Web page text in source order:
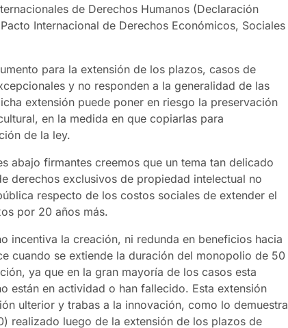
de Derechos Humanos (Declaración
Internacional de Derechos Económicos, Sociales
para la extensión de los plazos, casos de
y no responden a la generalidad de las
extensión puede poner en riesgo la preservación
en la medida en que copiarlas para
de la ley.
abajo firmantes creemos que un tema tan delicado
derechos exclusivos de propiedad intelectual no
respecto de los costos sociales de extender el
por 20 años más.
incentiva la creación, ni redunda en beneficios hacia
cuando se extiende la duración del monopolio de 50
ya que en la gran mayoría de los casos esta
están en actividad o han fallecido. Esta extensión
ulterior y trabas a la innovación, como lo demuestra
realizado luego de la extensión de los plazos de